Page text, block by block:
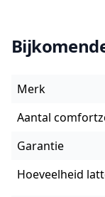
Merk
Aantal
Garantie
Hoeveelheid